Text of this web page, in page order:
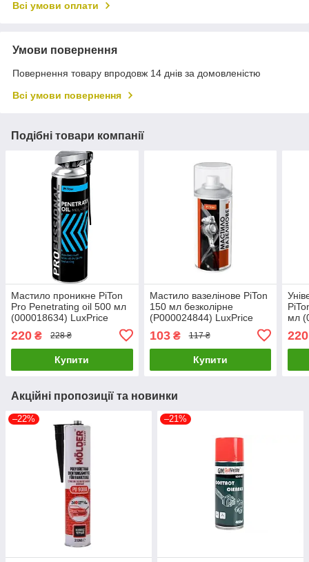
Всі умови оплати
Умови повернення
Повернення товару впродовж 14 днів за домовленістю
Всі умови повернення
Подібні товари компанії
Мастило проникне PiTon
Pro Penetrating oil 500 мл
(000018634) LuxPrice
220 ₴ 228 ₴
Купити
Мастило вазелінове PiTon
150 мл безколірне
(P000024844) LuxPrice
103₴ 117 ₴
Купити
мл
220
Акційні пропозиції та новинки
–22% –21%